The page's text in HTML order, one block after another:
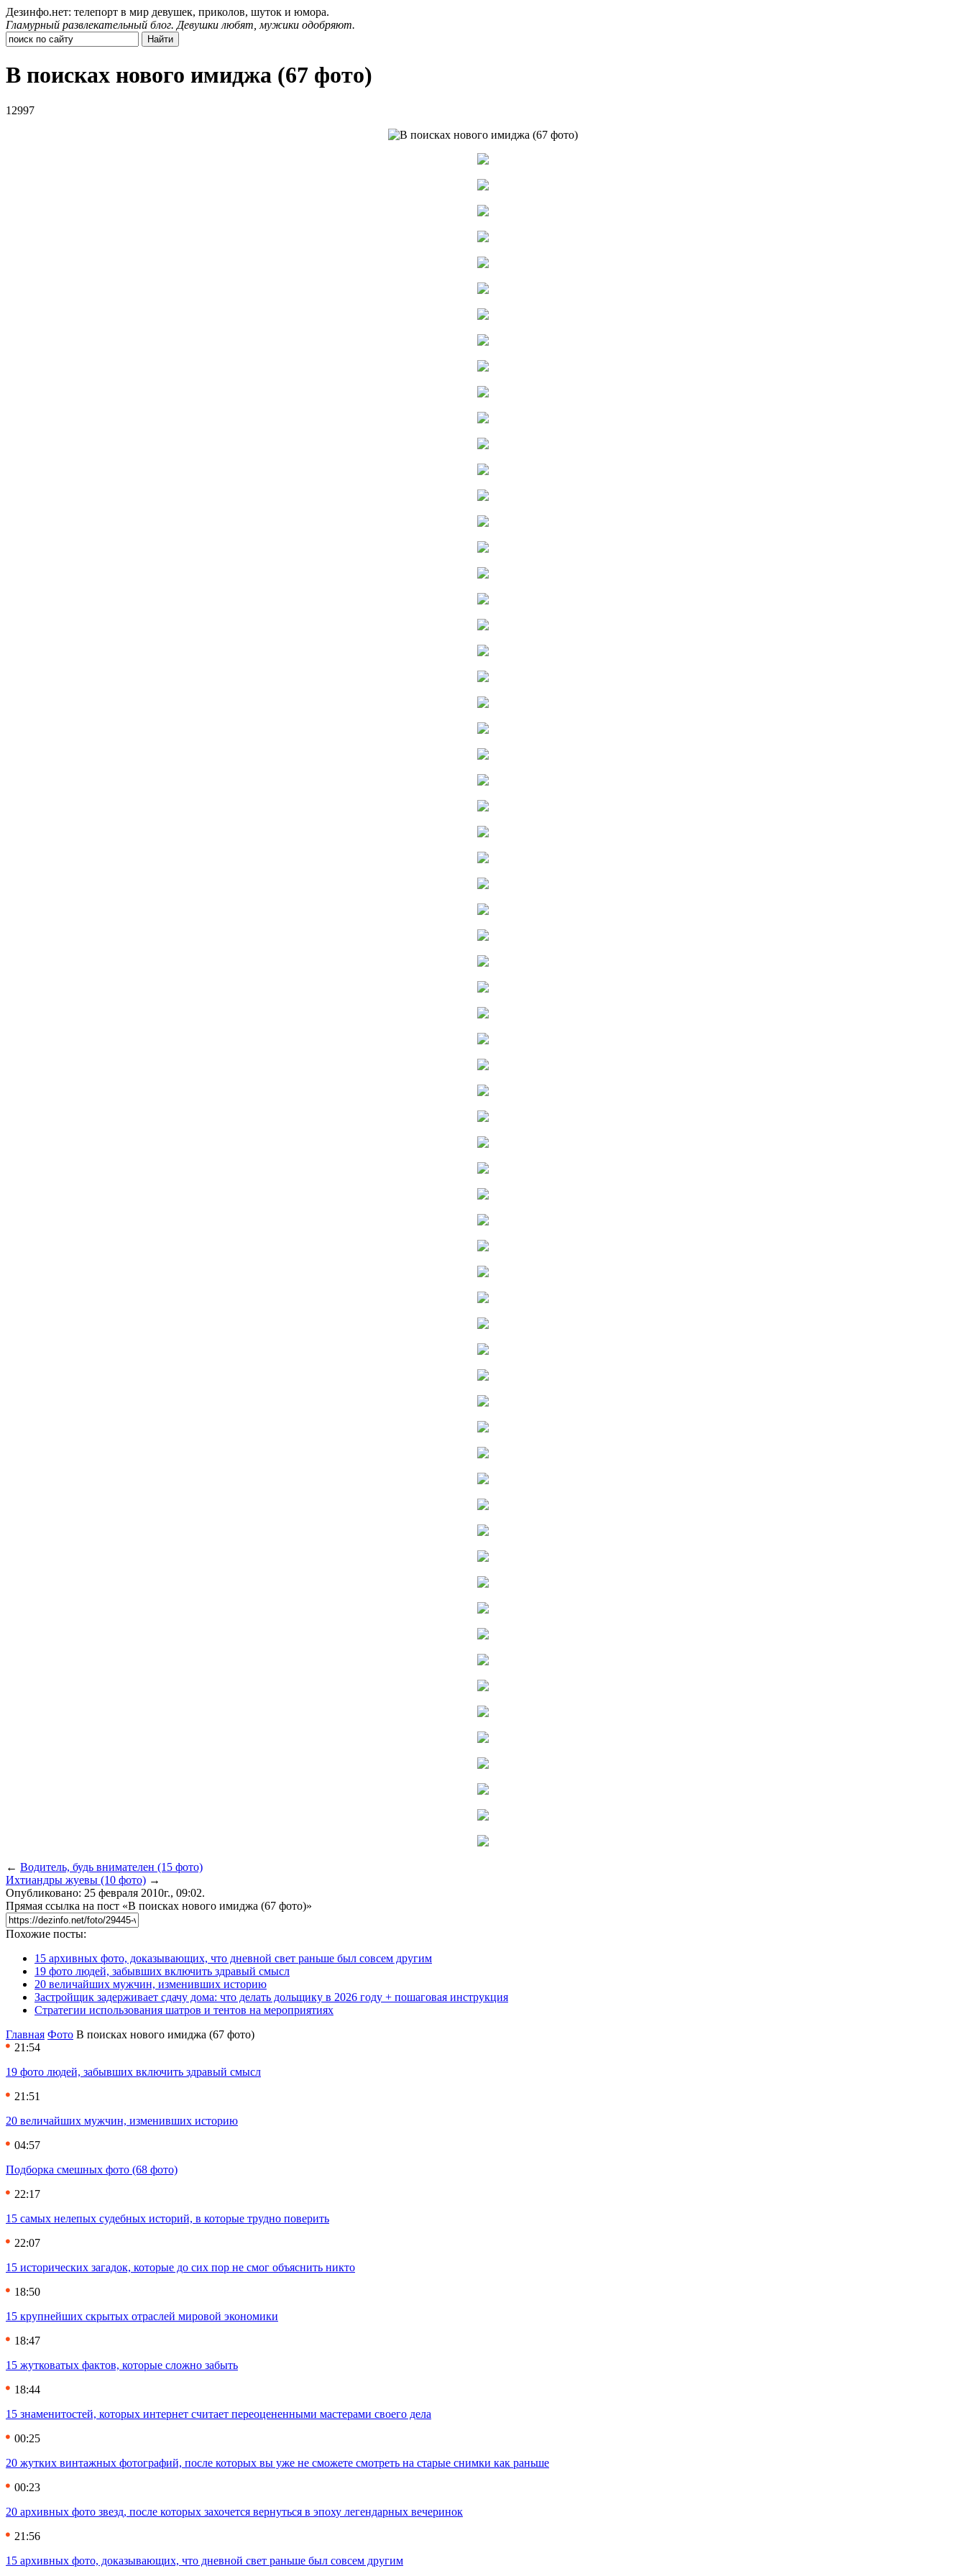
Дезинфо.нет: телепорт в мир девушек, приколов, шуток и юмора.
Гламурный развлекательный блог. Девушки любят, мужики одобряют.
В поисках нового имиджа (67 фото)
12997
← Водитель, будь внимателен (15 фото)
Ихтиандры жуевы (10 фото) →
Опубликовано: 25 февраля 2010г., 09:02.
Прямая ссылка на пост «В поисках нового имиджа (67 фото)»
Похожие посты:
15 архивных фото, доказывающих, что дневной свет раньше был совсем другим
19 фото людей, забывших включить здравый смысл
20 величайших мужчин, изменивших историю
Застройщик задерживает сдачу дома: что делать дольщику в 2026 году + пошаговая инструкция
Стратегии использования шатров и тентов на мероприятиях
Главная Фото В поисках нового имиджа (67 фото)
21:54
19 фото людей, забывших включить здравый смысл
21:51
20 величайших мужчин, изменивших историю
04:57
Подборка смешных фото (68 фото)
22:17
15 самых нелепых судебных историй, в которые трудно поверить
22:07
15 исторических загадок, которые до сих пор не смог объяснить никто
18:50
15 крупнейших скрытых отраслей мировой экономики
18:47
15 жутковатых фактов, которые сложно забыть
18:44
15 знаменитостей, которых интернет считает переоцененными мастерами своего дела
00:25
20 жутких винтажных фотографий, после которых вы уже не сможете смотреть на старые снимки как раньше
00:23
20 архивных фото звезд, после которых захочется вернуться в эпоху легендарных вечеринок
21:56
15 архивных фото, доказывающих, что дневной свет раньше был совсем другим